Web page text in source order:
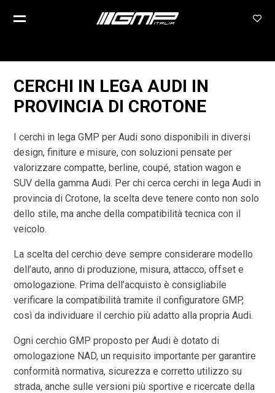
CERCHI IN LEGA AUDI IN
PROVINCIA DI CROTONE
I cerchi in lega GMP per Audi sono disponibili in diversi
design, finiture e misure, con soluzioni pensate per
valorizzare compatte, berline, coupé, station wagon e
SUV della gamma Audi. Per chi cerca cerchi in lega Audi in
provincia di Crotone, la scelta deve tenere conto non solo
dello stile, ma anche della compatibilità tecnica con il
veicolo.
La scelta del cerchio deve sempre considerare modello
dell’auto, anno di produzione, misura, attacco, offset e
omologazione. Prima dell’acquisto è consigliabile
verificare la compatibilità tramite il configuratore GMP,
così da individuare il cerchio più adatto alla propria Audi.
Ogni cerchio GMP proposto per Audi è dotato di
omologazione NAD, un requisito importante per garantire
conformità normativa, sicurezza e corretto utilizzo su
strada, anche sulle versioni più sportive e ricercate della